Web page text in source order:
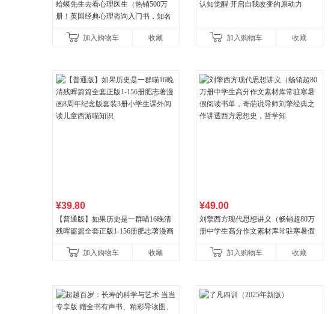
蛤蟆先生去看心理医生（热销500万
册！英国经典心理咨询入门书，知名
加入购物车
收藏
认知觉醒 开启自我改变的原动力
加入购物车 收藏
¥39.80
【普通版】如果历史是一群喵16晚清
残晖篇篇全套正版1-156册肥志著漫画
儿童西游喵知识
加入购物车 收藏
¥49.00
刘擎西方现代思想讲义（畅销超80万
册中学生高分作文素材库常驻寒暑假
讲透西方思想史，哲学知
加入购物车 收藏